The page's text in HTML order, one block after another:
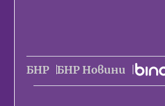
БНР БНР Новини